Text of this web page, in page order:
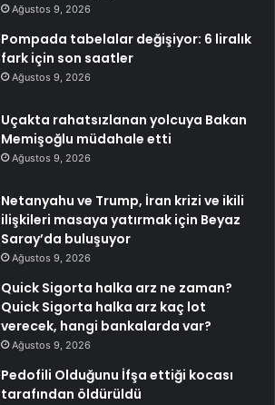
Ağustos 9, 2026
Pompada tabelalar değişiyor: 6 liralık
fark için son saatler
Ağustos 9, 2026
Uçakta rahatsızlanan yolcuya Bakan
Memişoğlu müdahale etti
Ağustos 9, 2026
Netanyahu ve Trump, İran krizi ve ikili
ilişkileri masaya yatırmak için Beyaz
Saray’da buluşuyor
Ağustos 9, 2026
Quick Sigorta halka arz ne zaman?
Quick Sigorta halka arz kaç lot
verecek, hangi bankalarda var?
Ağustos 9, 2026
Pedofili Olduğunu İfşa ettiği kocası
tarafından öldürüldü